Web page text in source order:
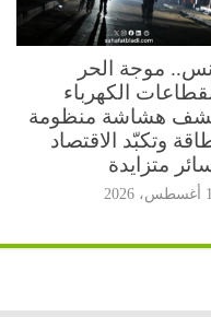
موجة الحر
الكهرباء
هشاشة منظومة
وتكبّد الاقتصاد
متزايدة
1 أغسطس، 2026